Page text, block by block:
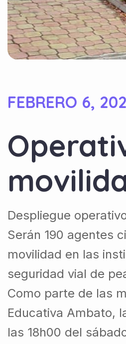
FEBRERO 6,
Despliegue
Serán 190 agentes
movilidad en las
seguridad vial de
Como parte de las
Educativa Ambato,
las 18h00 del